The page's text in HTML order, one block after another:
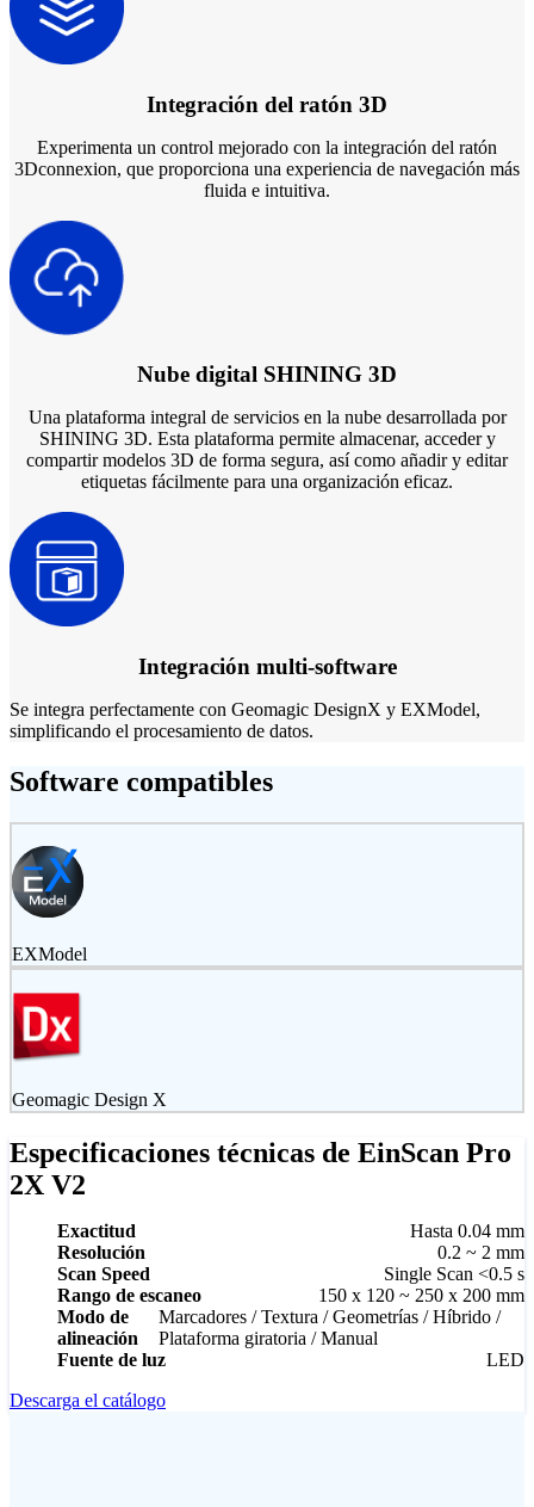
Integración del ratón 3D
Experimenta un control mejorado con la integración del ratón
3Dconnexion, que proporciona una experiencia de navegación más
fluida e intuitiva.
Nube digital SHINING 3D
Una plataforma integral de servicios en la nube desarrollada por
SHINING 3D. Esta plataforma permite almacenar, acceder y
compartir modelos 3D de forma segura, así como añadir y editar
etiquetas fácilmente para una organización eficaz.
Integración multi-software
Se integra perfectamente con Geomagic DesignX y EXModel,
simplificando el procesamiento de datos.
Software compatibles
EXModel
Geomagic Design X
Especificaciones técnicas de EinScan Pro
2X V2
Exactitud
Hasta 0.04 mm
Resolución
0.2 ~ 2 mm
Scan Speed
Single Scan <0.5 s
Rango de escaneo
150 x 120 ~ 250 x 200 mm
Modo de
alineación
Marcadores / Textura / Geometrías / Híbrido /
Plataforma giratoria / Manual
Fuente de luz
LED
Descarga el catálogo